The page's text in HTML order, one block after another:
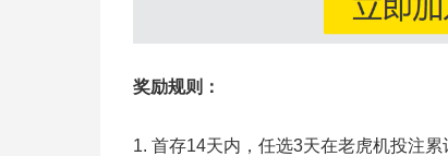
奖励规则：
1. 首存14天内，任选3天在老虎机投注